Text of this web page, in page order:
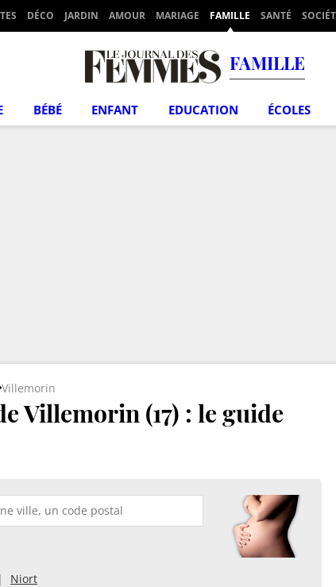
DÉCO JARDIN AMOUR MARIAGE FAMILLE SANTÉ
FAMILLE
BÉBÉ ENFANT EDUCATION ÉCOLES
Villemorin
Villemorin (17) : le guide
Niort